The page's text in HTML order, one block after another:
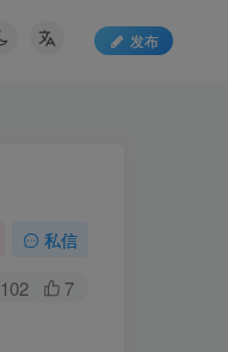
发布
私信
102 7